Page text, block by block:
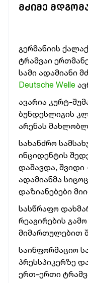
ᲛᲫᲘᲛᲔ
გერმანიის
ტრამვაი
სამი ადამიანი
Deutsche Welle
ავარია კურტ-
ბუნდესლიგის
არენას
სახანძრო
ინციდენტის
დაშავდა, შვიდი
ადამიანმა
დაზიანებები
სასწრაფო
რეაგირების
მიმართულებით
საინფორმაციო
პრესსპიკერზე
ერთ-ერთი